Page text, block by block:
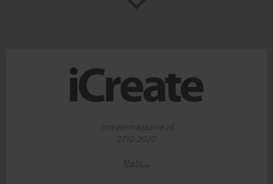
Icreatemagazine.nl
27.10.2020
Mehr...